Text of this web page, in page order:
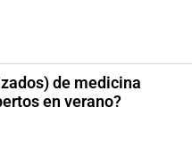
de medicina
en verano?